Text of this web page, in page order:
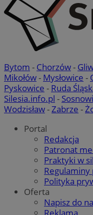
Bytom - Chorzów-
Mikołów- Mysłowice -
Pyskowice - Ruda
Silesia.info.pl -
Wodzisław-Zabrze -
Portal
Redakcja
Patronat
Praktyki w
Regulaminy
Polityka
Oferta
Napisz do
Reklama